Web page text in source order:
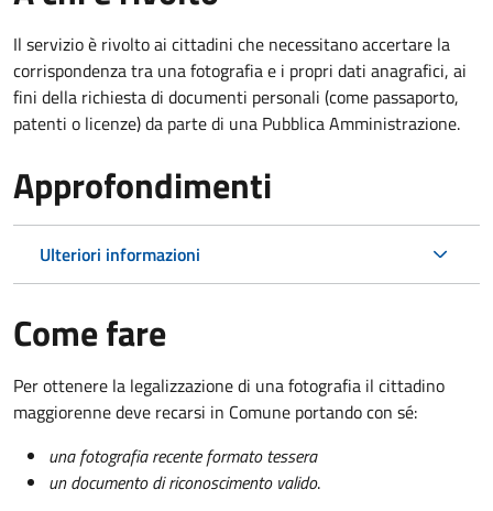
Il servizio è rivolto ai cittadini che necessitano accertare la
corrispondenza tra una fotografia e i propri dati anagrafici, ai
fini della richiesta di documenti personali (come passaporto,
patenti o licenze) da parte di una Pubblica Amministrazione.
Approfondimenti
Ulteriori informazioni
Come fare
Per ottenere la legalizzazione di una fotografia il cittadino
maggiorenne deve recarsi in Comune portando con sé:
una fotografia recente formato tessera
un documento di riconoscimento valido.